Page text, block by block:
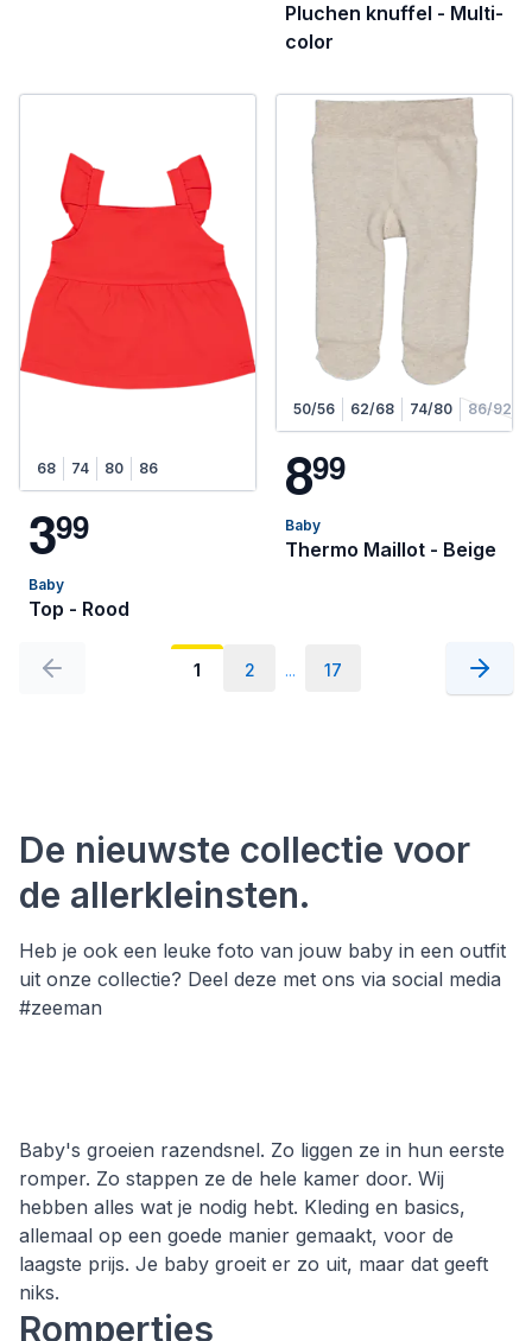
Pluchen knuffel - Multi-
color
68 74 80 86
399
Baby
Top - Rood
50/56 62/68 74/80 86/92
899
Baby
Thermo Maillot - Beige
1 2 ... 17
De nieuwste collectie voor
de allerkleinsten.
Heb je ook een leuke foto van jouw baby in een outfit
uit onze collectie? Deel deze met ons via social media
#zeeman
Baby's groeien razendsnel. Zo liggen ze in hun eerste
romper. Zo stappen ze de hele kamer door. Wij
hebben alles wat je nodig hebt. Kleding en basics,
allemaal op een goede manier gemaakt, voor de
laagste prijs. Je baby groeit er zo uit, maar dat geeft
niks.
Rompertjes